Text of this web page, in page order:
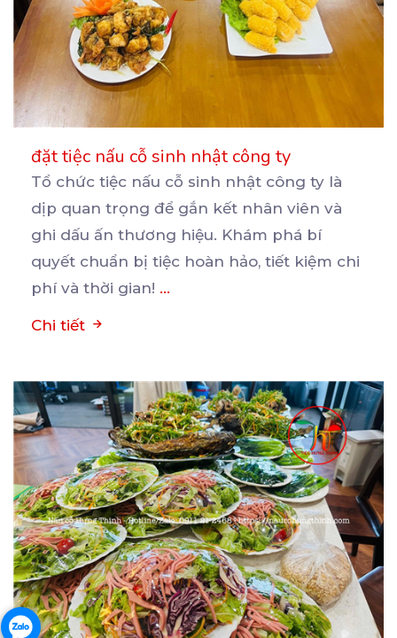
đặt tiệc nấu cỗ sinh nhật công ty
Tổ chức tiệc nấu cỗ sinh nhật công ty là
dịp quan trọng để gắn kết nhân viên và
ghi dấu ấn thương hiệu. Khám phá bí
quyết chuẩn bị tiệc hoàn hảo, tiết kiệm chi
phí và thời gian! ...
Chi tiết